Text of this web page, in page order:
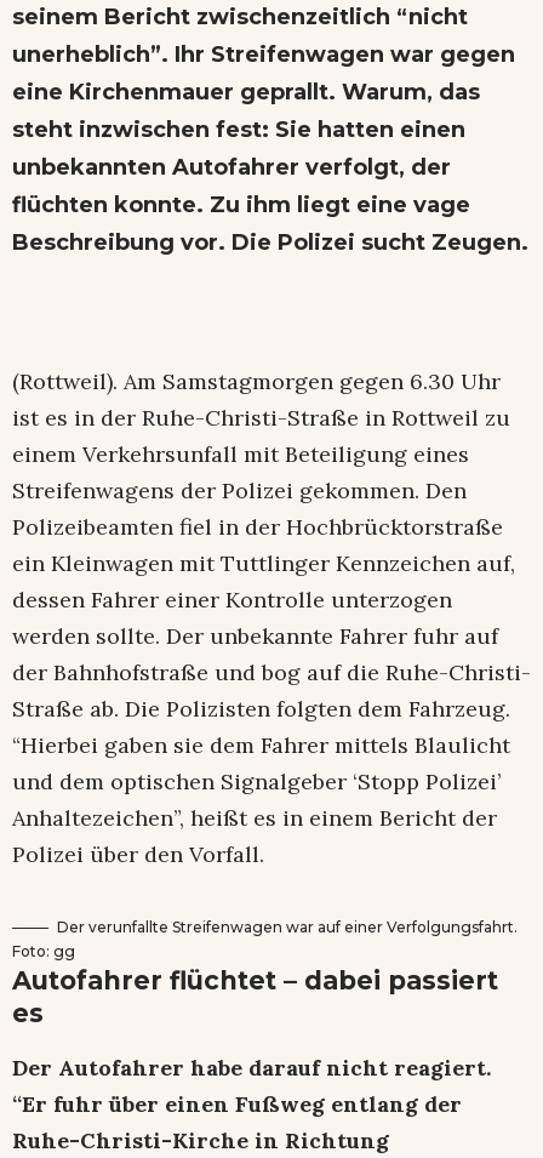
seinem Bericht zwischenzeitlich “nicht
unerheblich”. Ihr Streifenwagen war gegen
eine Kirchenmauer geprallt. Warum, das
steht inzwischen fest: Sie hatten einen
unbekannten Autofahrer verfolgt, der
flüchten konnte. Zu ihm liegt eine vage
Beschreibung vor. Die Polizei sucht Zeugen.
(Rottweil). Am Samstagmorgen gegen 6.30 Uhr
ist es in der Ruhe-Christi-Straße in Rottweil zu
einem Verkehrsunfall mit Beteiligung eines
Streifenwagens der Polizei gekommen. Den
Polizeibeamten fiel in der Hochbrücktorstraße
ein Kleinwagen mit Tuttlinger Kennzeichen auf,
dessen Fahrer einer Kontrolle unterzogen
werden sollte. Der unbekannte Fahrer fuhr auf
der Bahnhofstraße und bog auf die Ruhe-Christi-
Straße ab. Die Polizisten folgten dem Fahrzeug.
“Hierbei gaben sie dem Fahrer mittels Blaulicht
und dem optischen Signalgeber ‘Stopp Polizei’
Anhaltezeichen”, heißt es in einem Bericht der
Polizei über den Vorfall.
Der verunfallte Streifenwagen war auf einer Verfolgungsfahrt.
Foto: gg
Autofahrer flüchtet – dabei passiert
es
Der Autofahrer habe darauf nicht reagiert.
“Er fuhr über einen Fußweg entlang der
Ruhe-Christi-Kirche in Richtung